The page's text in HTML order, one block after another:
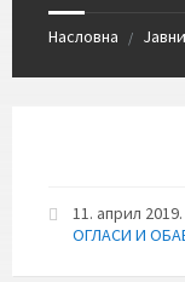
Насловна /
11. април 2019.
ОГЛАСИ И